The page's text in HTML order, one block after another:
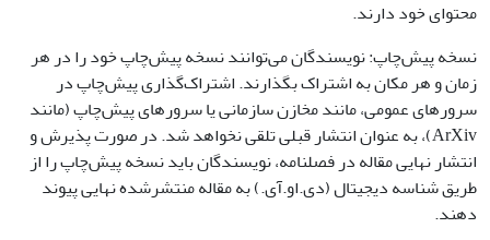
محتوای خود دارند.
نسخه پیش‌چاپ: نویسندگان می‌توانند نسخه پیش‌چاپ خود را در هر
زمان و هر مکان به اشتراک بگذارند. اشتراک‌گذاری پیش‌چاپ در
سرورهای عمومی، مانند مخازن سازمانی یا سرورهای پیش‌چاپ (مانند
ArXiv)، به عنوان انتشار قبلی تلقی نخواهد شد. در صورت پذیرش و
انتشار نهایی مقاله در فصلنامه، نویسندگان باید نسخه پیش‌چاپ را از
طریق شناسه دیجیتال (دی.او.آی.) به مقاله منتشرشده نهایی پیوند
دهند.